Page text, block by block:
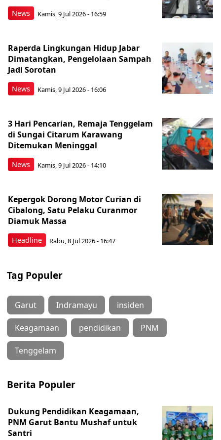
News Kamis, 9 Jul 2026 - 16:59
News
Raperda Lingkungan Hidup Jabar
Dimatangkan, Pengelolaan Sampah
Jadi Sorotan
Kamis, 9 Jul 2026 - 16:06
News
3 Hari Pencarian, Remaja Tenggelam
di Sungai Citarum Karawang
Ditemukan Meninggal
Kamis, 9 Jul 2026 - 14:10
Headline
Kepergok Dorong Motor Curian di
Cibalong, Satu Pelaku Curanmor
Diamuk Massa
Rabu, 8 Jul 2026 - 16:47
Tag Populer
Garut Indramayu insiden
Keagamaan pendidikan PNM
Tenggelam
Berita Populer
Dukung Pendidikan Keagamaan,
PNM Garut Bantu Mushaf untuk
Santri